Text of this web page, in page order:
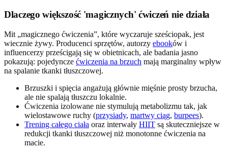
Dlaczego większość 'magicznych' ćwiczeń nie działa
Mit „magicznego ćwiczenia”, które wyczaruje sześciopak, jest
wiecznie żywy. Producenci sprzętów, autorzy ebooków i
influencerzy prześcigają się w obietnicach, ale badania jasno
pokazują: pojedyncze ćwiczenia na brzuch mają marginalny wpływ
na spalanie tkanki tłuszczowej.
Brzuszki i spięcia angażują głównie mięśnie prosty brzucha,
ale nie spalają tłuszczu lokalnie.
Ćwiczenia izolowane nie stymulują metabolizmu tak, jak
wielostawowe ruchy (przysiady, martwy ciąg, burpees).
Trening całego ciała oraz interwały HIIT są skuteczniejsze w
redukcji tkanki tłuszczowej niż monotonne ćwiczenia na
macie.